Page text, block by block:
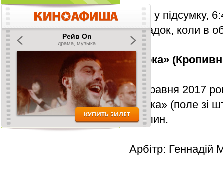
Тож, у підсумку,
випадок, коли в
«Зірка»
10 травня 2017
«Зірка» (поле зі
хвилин.
Арбітр: Геннадій